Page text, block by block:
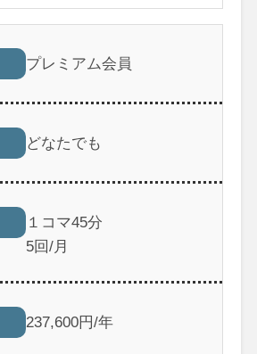
プレミアム会員
どなたでも
１コマ45分
5回/月
237,600円/年